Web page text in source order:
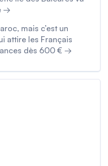
→
mais c’est un
attire les Français
dès 600 € →